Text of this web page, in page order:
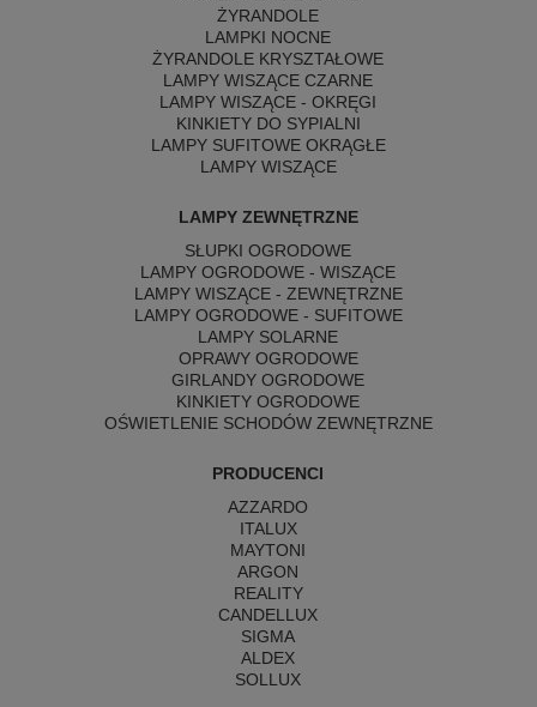
ŻYRANDOLE
LAMPKI NOCNE
ŻYRANDOLE KRYSZTAŁOWE
LAMPY WISZĄCE CZARNE
LAMPY WISZĄCE - OKRĘGI
KINKIETY DO SYPIALNI
LAMPY SUFITOWE OKRĄGŁE
LAMPY WISZĄCE
LAMPY ZEWNĘTRZNE
SŁUPKI OGRODOWE
LAMPY OGRODOWE - WISZĄCE
LAMPY WISZĄCE - ZEWNĘTRZNE
LAMPY OGRODOWE - SUFITOWE
LAMPY SOLARNE
OPRAWY OGRODOWE
GIRLANDY OGRODOWE
KINKIETY OGRODOWE
OŚWIETLENIE SCHODÓW ZEWNĘTRZNE
PRODUCENCI
AZZARDO
ITALUX
MAYTONI
ARGON
REALITY
CANDELLUX
SIGMA
ALDEX
SOLLUX